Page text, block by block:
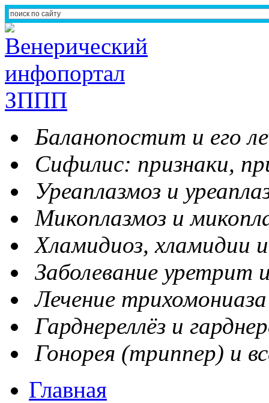
Баланопостит и его
Сифилис: признаки,
Уреаплазмоз и
Микоплазмоз и
Хламидиоз, хламидии
Заболевание уретрит
Лечение
Гарднереллёз и
Гонорея (триппер) и
Главная